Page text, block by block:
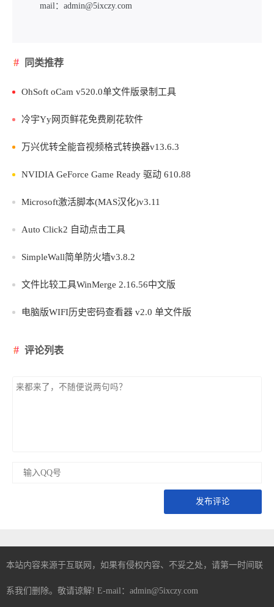
mail：admin@5ixczy.com
同类推荐
OhSoft oCam v520.0单文件版录制工具
冷宇Yy网页鲜花免费刷花软件
万兴优转全能音视频格式转换器v13.6.3
NVIDIA GeForce Game Ready 驱动 610.88
Microsoft激活脚本(MAS汉化)v3.11
Auto Click2 自动点击工具
SimpleWall简单防火墙v3.8.2
文件比较工具WinMerge 2.16.56中文版
电脑版WIFI历史密码查看器 v2.0 单文件版
评论列表
发布评论
本站内容来源于互联网，如果有侵权内容、不妥之处，请第一时间联
系我们删除。敬请谅解! E-mail：admin@5ixczy.com